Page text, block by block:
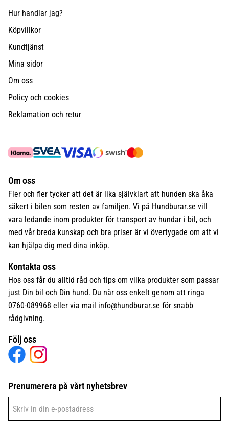
Hur handlar jag?
Köpvillkor
Kundtjänst
Mina sidor
Om oss
Policy och cookies
Reklamation och retur
Om oss
Fler och fler tycker att det är lika självklart att hunden ska åka
säkert i bilen som resten av familjen. Vi på Hundburar.se vill
vara ledande inom produkter för transport av hundar i bil, och
med vår breda kunskap och bra priser är vi övertygade om att vi
kan hjälpa dig med dina inköp.
Kontakta oss
Hos oss får du alltid råd och tips om vilka produkter som passar
just Din bil och Din hund. Du når oss enkelt genom att ringa
0760-089968 eller via mail info@hundburar.se för snabb
rådgivning.
Följ oss
Prenumerera på vårt nyhetsbrev